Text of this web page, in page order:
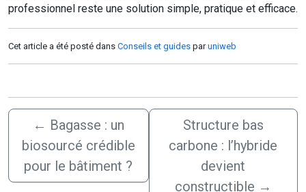
professionnel reste une solution simple, pratique et efficace.
Cet article a été posté dans Conseils et guides paruniweb
← Bagasse : un
biosourcé crédible
pour le bâtiment ?
Structure bas
carbone : l’hybride
devient
constructible →